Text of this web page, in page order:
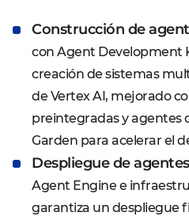
Construcción de
con Agent Development
creación de sistemas
de Vertex AI, mejorado
preintegradas y agentes
Garden para acelerar el
Despliegue de
Agent Engine e
garantiza un despliegue